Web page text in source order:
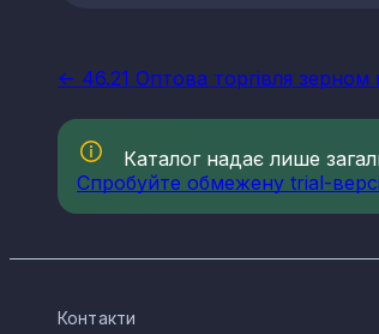
<- 46.21 Оптова торгівля зерном
Каталог надає лише
Спробуйте обмежену trial-
Контакти